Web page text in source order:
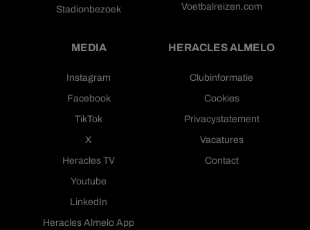
Stadionbezoek
Voetbalreizen.com
MEDIA
Instagram
Facebook
TikTok
X
Heracles TV
Youtube
LinkedIn
Heracles Almelo App
HERACLES ALMELO
Clubinformatie
Cookies
Privacystatement
Vacatures
Contact